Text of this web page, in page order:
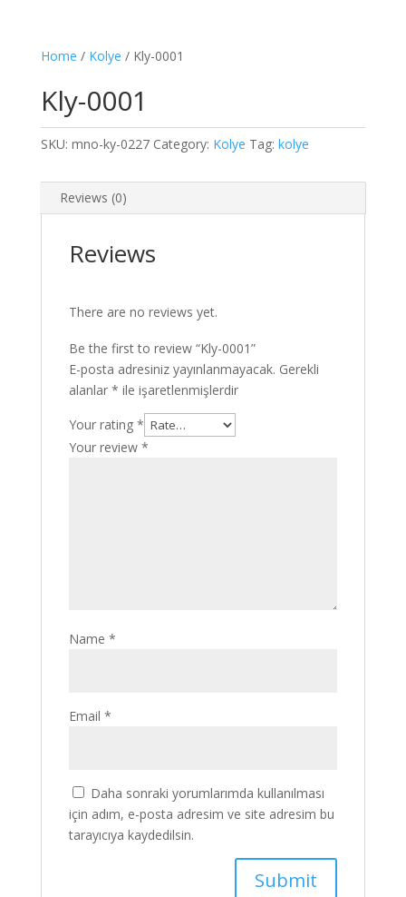
Home / Kolye / Kly-0001
Kly-0001
SKU: mno-ky-0227 Category: Kolye Tag: kolye
Reviews (0)
Reviews
There are no reviews yet.
Be the first to review “Kly-0001”
E-posta adresiniz yayınlanmayacak. Gerekli
alanlar * ile işaretlenmişlerdir
Your rating *
Your review *
Name *
Email *
Daha sonraki yorumlarımda kullanılması
için adım, e-posta adresim ve site adresim bu
tarayıcıya kaydedilsin.